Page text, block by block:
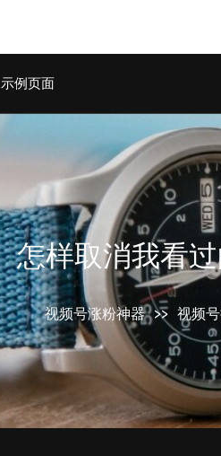
示例页面
怎样取消我看
视频号涨粉神器 >> 视频